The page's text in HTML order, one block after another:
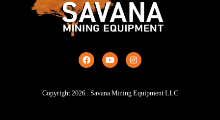
Copyright2026. Savana Mining Equipment LLC